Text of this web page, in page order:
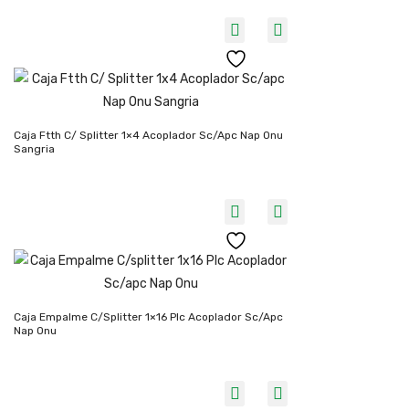
Caja Ftth C/ Splitter 1×4 Acoplador Sc/apc Nap Onu
Sangria
Caja Empalme C/splitter 1×16 Plc Acoplador Sc/apc
Nap Onu